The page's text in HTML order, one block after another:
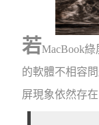
若MacBook綠
的軟體不相容
屏現象依然存